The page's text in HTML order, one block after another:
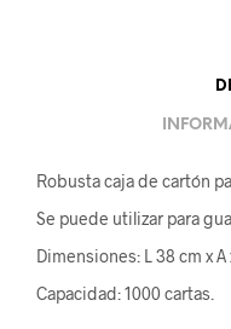
Robusta caja de cartón
Se puede utilizar para
Dimensiones: L 38 cm x A
Capacidad: 1000 cartas.